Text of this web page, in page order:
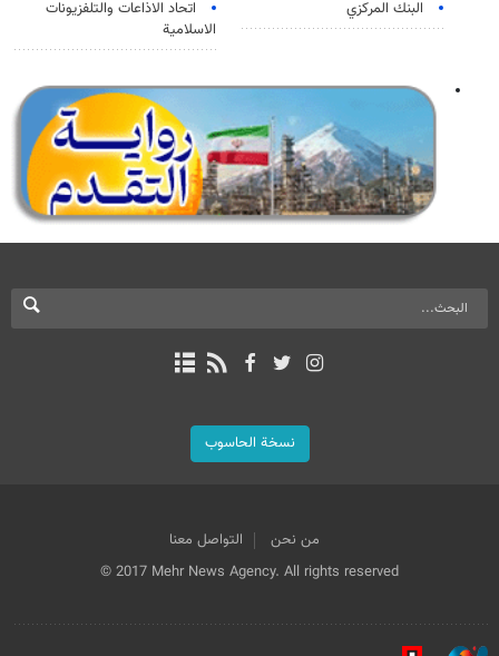
البنك المركزي
اتحاد الاذاعات والتلفزيونات
الاسلامية
نسخة الحاسوب
من نحن
التواصل معنا
© 2017 Mehr News Agency. All rights reserved